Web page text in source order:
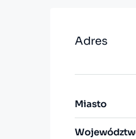
Adres
Miasto